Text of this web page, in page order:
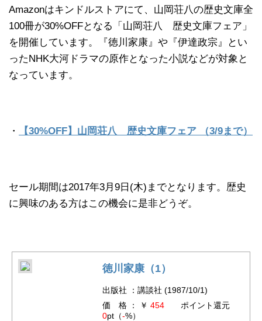
Amazonはキンドルストアにて、山岡荘八の歴史文庫全
100冊が30%OFFとなる「山岡荘八 歴史文庫フェア」
を開催しています。『徳川家康』や『伊達政宗』とい
ったNHK大河ドラマの原作となった小説などが対象と
なっています。
・ 【30%OFF】山岡荘八 歴史文庫フェア （3/9まで）
セール期間は2017年3月9日(木)までとなります。歴史
に興味のある方はこの機会に是非どうぞ。
徳川家康（1）
出版社 ：講談社 (1987/10/1)
価 格 ： ￥ 454ポイント還元
0pt（-%）